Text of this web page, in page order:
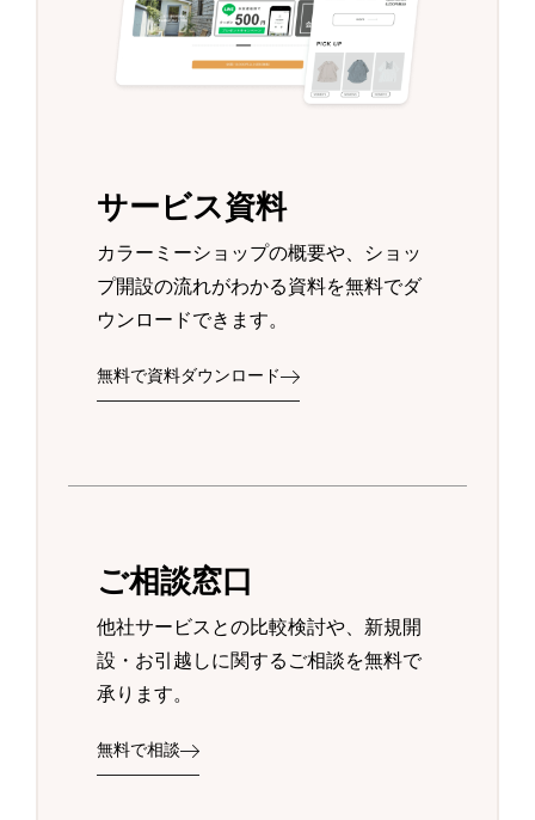
サービス資料
カラーミーショップの概要や、ショッ
プ開設の流れがわかる資料を無料でダ
ウンロードできます。
無料で資料ダウンロード
ご相談窓口
他社サービスとの比較検討や、新規開
設・お引越しに関するご相談を無料で
承ります。
無料で相談